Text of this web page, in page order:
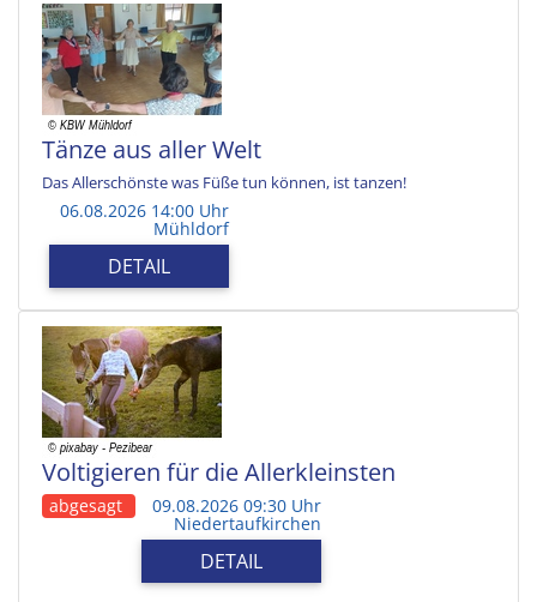
Tänze aus aller Welt
Das Allerschönste was Füße tun können, ist tanzen!
06.08.2026 14:00 Uhr
Mühldorf
DETAIL
Voltigieren für die Allerkleinsten
abgesagt 09.08.2026 09:30 Uhr
Niedertaufkirchen
DETAIL